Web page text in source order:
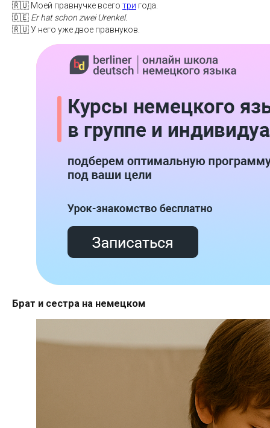
🇷🇺 Моей правнучке всего три года.
🇩🇪 Er hat schon zwei Urenkel.
🇷🇺 У него уже двое правнуков.
Брат и сестра на немецком